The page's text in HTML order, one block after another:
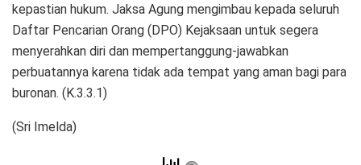
kepastian hukum. Jaksa Agung mengimbau kepada seluruh
Daftar Pencarian Orang (DPO) Kejaksaan untuk segera
menyerahkan diri dan mempertanggung-jawabkan
perbuatannya karena tidak ada tempat yang aman bagi para
buronan. (K.3.3.1)
(Sri Imelda)